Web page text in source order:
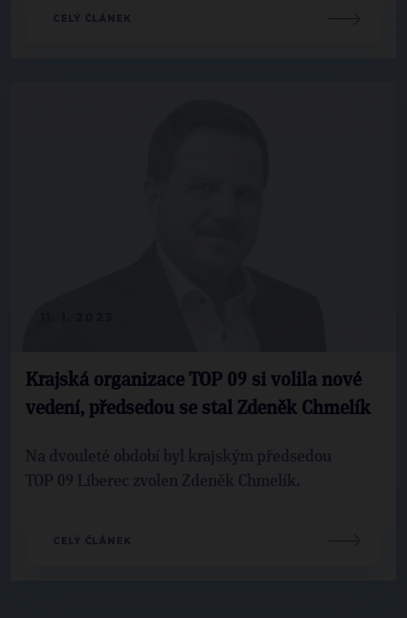
CELÝ ČLÁNEK
Krajská organizace TOP 09 si volila nové
vedení, předsedou se stal Zdeněk Chmelík
Na dvouleté období byl krajským předsedou
TOP 09 Liberec zvolen Zdeněk Chmelík.
CELÝ ČLÁNEK